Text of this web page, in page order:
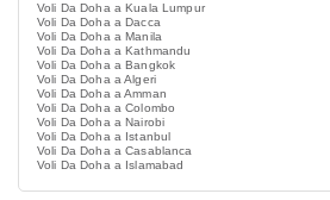
Voli Da Doha a Kuala Lumpur
Voli Da Doha a Dacca
Voli Da Doha a Manila
Voli Da Doha a Kathmandu
Voli Da Doha a Bangkok
Voli Da Doha a Algeri
Voli Da Doha a Amman
Voli Da Doha a Colombo
Voli Da Doha a Nairobi
Voli Da Doha a Istanbul
Voli Da Doha a Casablanca
Voli Da Doha a Islamabad